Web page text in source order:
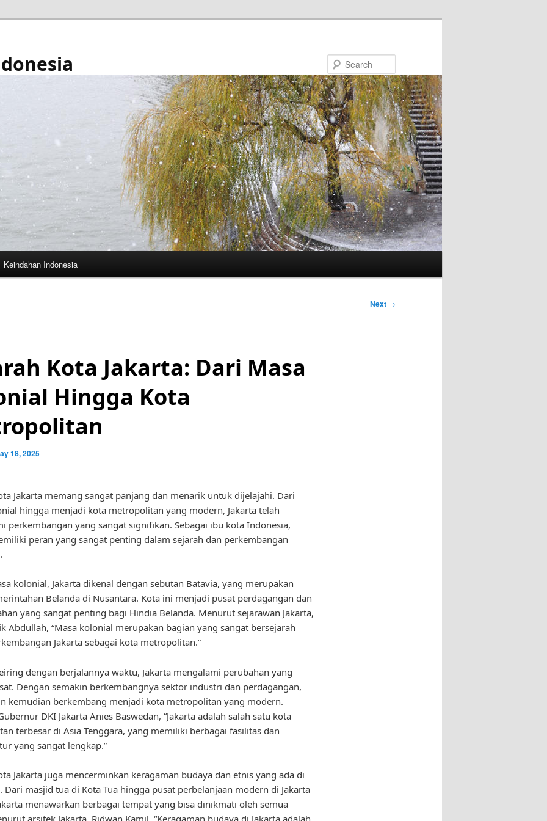
Keindahan Indonesia
Next →
Kota Jakarta: Dari Masa
Hingga Kota
18, 2025
Jakarta memang sangat panjang dan menarik untuk dijelajahi. Dari
hingga menjadi kota metropolitan yang modern, Jakarta telah
perkembangan yang sangat signifikan. Sebagai ibu kota Indonesia,
peran yang sangat penting dalam sejarah dan perkembangan
kolonial, Jakarta dikenal dengan sebutan Batavia, yang merupakan
Belanda di Nusantara. Kota ini menjadi pusat perdagangan dan
yang sangat penting bagi Hindia Belanda. Menurut sejarawan Jakarta,
Abdullah, “Masa kolonial merupakan bagian yang sangat bersejarah
Jakarta sebagai kota metropolitan.”
dengan berjalannya waktu, Jakarta mengalami perubahan yang
Dengan semakin berkembangnya sektor industri dan perdagangan,
kemudian berkembang menjadi kota metropolitan yang modern.
DKI Jakarta Anies Baswedan, “Jakarta adalah salah satu kota
terbesar di Asia Tenggara, yang memiliki berbagai fasilitas dan
yang sangat lengkap.”
Jakarta juga mencerminkan keragaman budaya dan etnis yang ada di
Dari masjid tua di Kota Tua hingga pusat perbelanjaan modern di Jakarta
menawarkan berbagai tempat yang bisa dinikmati oleh semua